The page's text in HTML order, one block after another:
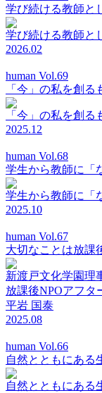
学び続ける教師と
学び続ける教師と
2026.02
human Vol.69
「今」の私を創る
「今」の私を創る
2025.12
human Vol.68
学生から教師に「
学生から教師に「
2025.10
human Vol.67
大切なことは放課
新渡戸文化学園理
放課後NPOアフタ
平岩 国泰
2025.08
human Vol.66
自然とともにある
自然とともにある